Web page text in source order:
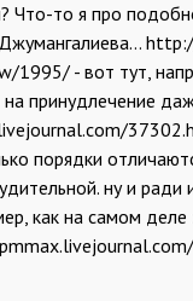
Что-то я про
1995/ - вот тут,
принудлечение
порядки
ну и ради
как на самом деле